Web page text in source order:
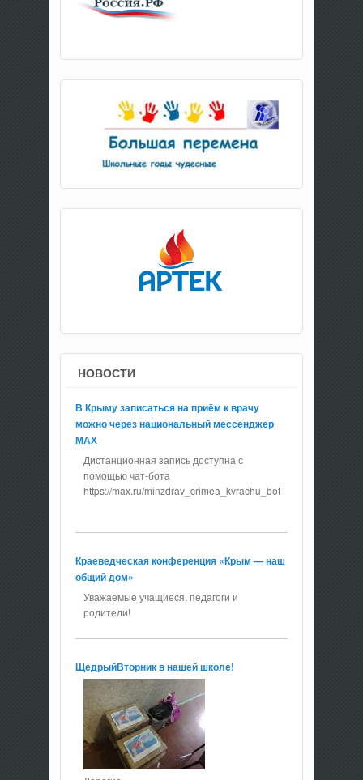
НОВОСТИ
В Крыму записаться на приём к врачу
можно через национальный мессенджер
МАХ
Дистанционная запись доступна с
помощью чат-бота
https://max.ru/minzdrav_crimea_kvrachu_bot
Краеведческая конференция «Крым — наш
общий дом»
Уважаемые учащиеся, педагоги и
родители!
ЩедрыйВторник в нашей школе!